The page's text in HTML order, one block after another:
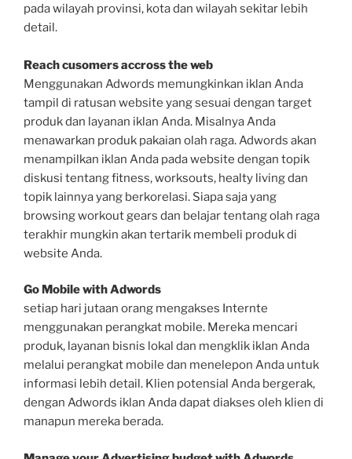
pada wilayah provinsi, kota dan wilayah sekitar lebih
detail.
Reach cusomers accross the web
Menggunakan Adwords memungkinkan iklan Anda
tampil di ratusan website yang sesuai dengan target
produk dan layanan iklan Anda. Misalnya Anda
menawarkan produk pakaian olah raga. Adwords akan
menampilkan iklan Anda pada website dengan topik
diskusi tentang fitness, worksouts, healty living dan
topik lainnya yang berkorelasi. Siapa saja yang
browsing workout gears dan belajar tentang olah raga
terakhir mungkin akan tertarik membeli produk di
website Anda.
Go Mobile with Adwords
setiap hari jutaan orang mengakses Internte
menggunakan perangkat mobile. Mereka mencari
produk, layanan bisnis lokal dan mengklik iklan Anda
melalui perangkat mobile dan menelepon Anda untuk
informasi lebih detail. Klien potensial Anda bergerak,
dengan Adwords iklan Anda dapat diakses oleh klien di
manapun mereka berada.